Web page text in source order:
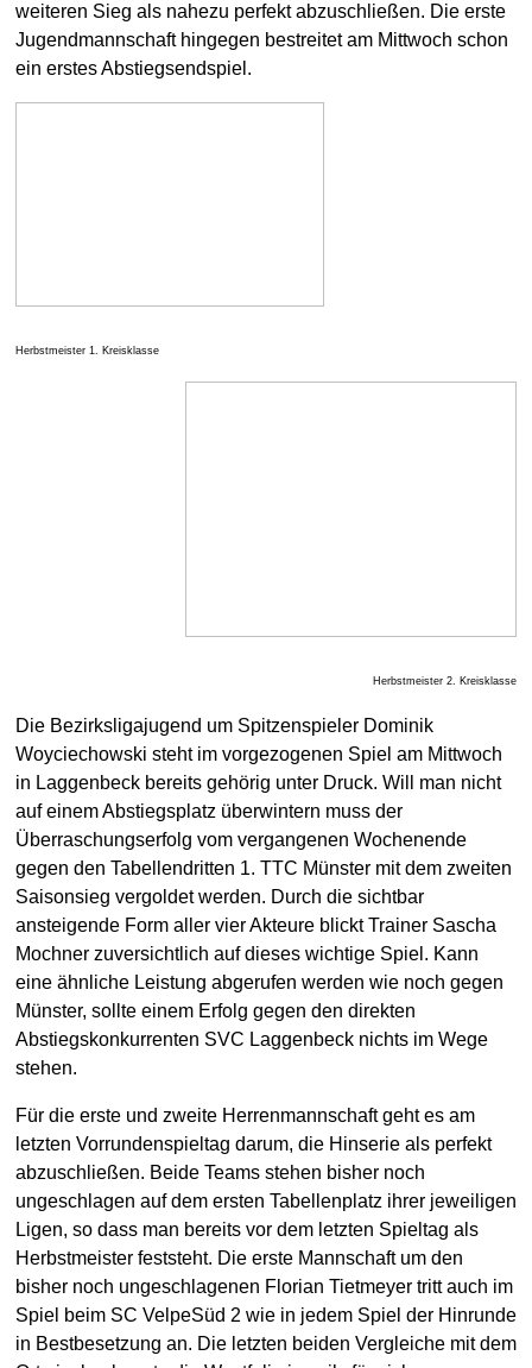
weiteren Sieg als nahezu perfekt abzuschließen. Die erste
Jugendmannschaft hingegen bestreitet am Mittwoch schon
ein erstes Abstiegsendspiel.
Herbstmeister 1. Kreisklasse
Herbstmeister 2. Kreisklasse
Die Bezirksligajugend um Spitzenspieler Dominik
Woyciechowski steht im vorgezogenen Spiel am Mittwoch
in Laggenbeck bereits gehörig unter Druck. Will man nicht
auf einem Abstiegsplatz überwintern muss der
Überraschungserfolg vom vergangenen Wochenende
gegen den Tabellendritten 1. TTC Münster mit dem zweiten
Saisonsieg vergoldet werden. Durch die sichtbar
ansteigende Form aller vier Akteure blickt Trainer Sascha
Mochner zuversichtlich auf dieses wichtige Spiel. Kann
eine ähnliche Leistung abgerufen werden wie noch gegen
Münster, sollte einem Erfolg gegen den direkten
Abstiegskonkurrenten SVC Laggenbeck nichts im Wege
stehen.
Für die erste und zweite Herrenmannschaft geht es am
letzten Vorrundenspieltag darum, die Hinserie als perfekt
abzuschließen. Beide Teams stehen bisher noch
ungeschlagen auf dem ersten Tabellenplatz ihrer jeweiligen
Ligen, so dass man bereits vor dem letzten Spieltag als
Herbstmeister feststeht. Die erste Mannschaft um den
bisher noch ungeschlagenen Florian Tietmeyer tritt auch im
Spiel beim SC VelpeSüd 2 wie in jedem Spiel der Hinrunde
in Bestbesetzung an. Die letzten beiden Vergleiche mit dem